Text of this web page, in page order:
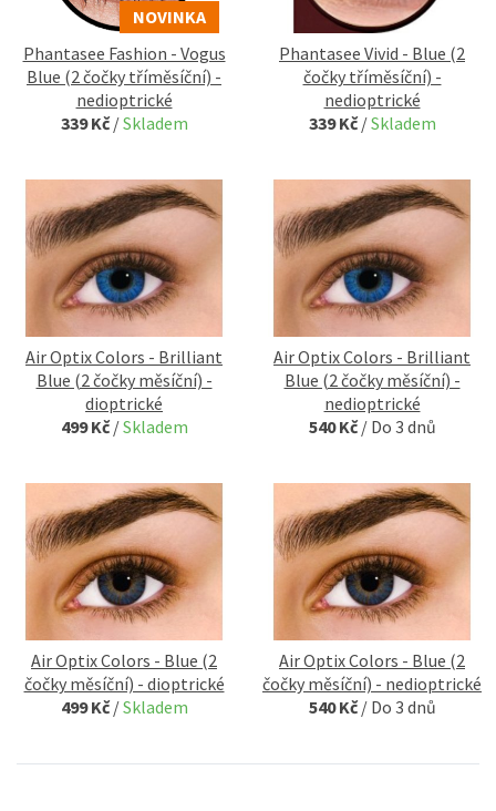
NOVINKA
Phantasee Fashion - Vogus
Blue (2 čočky tříměsíční) -
nedioptrické
339 Kč/Skladem
Phantasee Vivid - Blue (2
čočky tříměsíční) -
nedioptrické
339 Kč/Skladem
Air Optix Colors - Brilliant
Blue (2 čočky měsíční) -
dioptrické
499 Kč/Skladem
Air Optix Colors - Brilliant
Blue (2 čočky měsíční) -
nedioptrické
540 Kč/ Do 3 dnů
Air Optix Colors - Blue (2
čočky měsíční) - dioptrické
499 Kč/Skladem
Air Optix Colors - Blue (2
čočky měsíční) - nedioptrické
540 Kč/ Do 3 dnů